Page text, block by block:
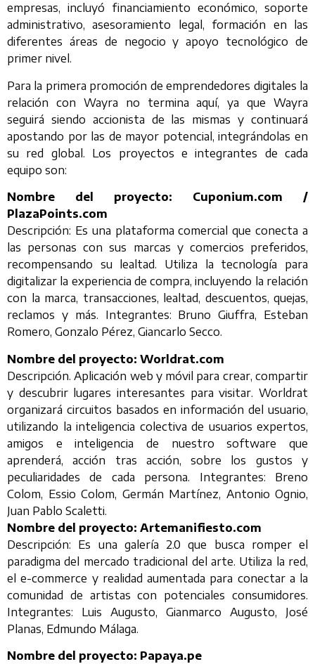
empresas, incluyó financiamiento económico, soporte
administrativo, asesoramiento legal, formación en las
diferentes áreas de negocio y apoyo tecnológico de
primer nivel.
Para la primera promoción de emprendedores digitales la
relación con Wayra no termina aquí, ya que Wayra
seguirá siendo accionista de las mismas y continuará
apostando por las de mayor potencial, integrándolas en
su red global. Los proyectos e integrantes de cada
equipo son:
Nombre del proyecto: Cuponium.com /
PlazaPoints.com
Descripción: Es una plataforma comercial que conecta a
las personas con sus marcas y comercios preferidos,
recompensando su lealtad. Utiliza la tecnología para
digitalizar la experiencia de compra, incluyendo la relación
con la marca, transacciones, lealtad, descuentos, quejas,
reclamos y más. Integrantes: Bruno Giuffra, Esteban
Romero, Gonzalo Pérez, Giancarlo Secco.
Nombre del proyecto: Worldrat.com
Descripción. Aplicación web y móvil para crear, compartir
y descubrir lugares interesantes para visitar. Worldrat
organizará circuitos basados en información del usuario,
utilizando la inteligencia colectiva de usuarios expertos,
amigos e inteligencia de nuestro software que
aprenderá, acción tras acción, sobre los gustos y
peculiaridades de cada persona. Integrantes: Breno
Colom, Essio Colom, Germán Martínez, Antonio Ognio,
Juan Pablo Scaletti.
Nombre del proyecto: Artemanifiesto.com
Descripción: Es una galería 2.0 que busca romper el
paradigma del mercado tradicional del arte. Utiliza la red,
el e-commerce y realidad aumentada para conectar a la
comunidad de artistas con potenciales consumidores.
Integrantes: Luis Augusto, Gianmarco Augusto, José
Planas, Edmundo Málaga.
Nombre del proyecto: Papaya.pe